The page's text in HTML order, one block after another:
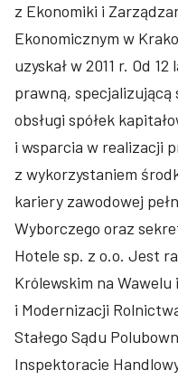
z Ekonomiki i
Ekonomicznym w
uzyskał w 2011 r. Od
prawną, specjalizującą
obsługi spółek
i wsparcia w realizacji
z wykorzystaniem
kariery zawodowej
Wyborczego oraz
Hotele sp. z o.o. Jest
Królewskim na
i Modernizacji
Stałego Sądu
Inspektoracie